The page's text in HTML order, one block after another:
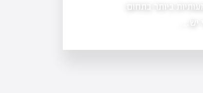
ביותר בתחום
יש…
שנה לאחר נזקי מלחמה קשים שספג
מקדמת עיריית רחובות מדיניות